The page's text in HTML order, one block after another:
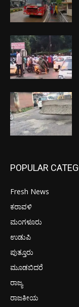
POPULAR
Fresh News
ಕರಾವಳಿ
ಮಂಗಳೂರು
ಉಡುಪಿ
ಪುತ್ತೂರು
ಮೂಡಬಿದರೆ
ರಾಜ್ಯ
ರಾಜಕೀಯ